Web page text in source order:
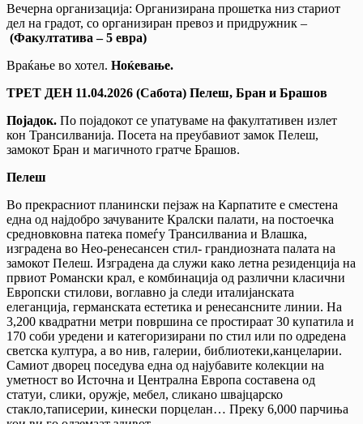
Вечерна организација: Организирана прошетка низ стариот
дел на градот, со организиран превоз и придружник –
(Факултатива – 5 евра)
Враќање во хотел. Ноќевање.
ТРЕТ ДЕН 11.04.2026 (Сабота) Пелеш, Бран и Брашов
Појадок. По појадокот се упатуваме на факултативен излет
кон Трансилванија. Посета на преубавиот замок Пелеш,
замокот Бран и магичното гратче Брашов.
Пелеш
Во прекрасниот планински пејзаж на Карпатите е сместена
една од најдобро зачуваните Кралски палати, на постоечка
средновковна патека помеѓу Трансилваниа и Влашка,
изградена во Нео-ренесансен стил- грандиозната палата на
замокот Пелеш. Изградена да служи како летна резиденција на
првиот Романски крал, е комбинација од различни класични
Европски стилови, воглавно ја следи италијанската
елеганција, германската естетика и ренесансните линии. На
3,200 квадратни метри површина се простираат 30 купатила и
170 соби уредени и категоризирани по стил или по одредена
светска култура, а во нив, галерии, библиотеки,канцеларии.
Самиот дворец поседува една од најубавите колекции на
уметност во Источна и Централна Европа составена од
статуи, слики, оружје, мебел, сликано швајцарско
стакло,таписерии, кинески порцелан… Преку 6,000 парчиња